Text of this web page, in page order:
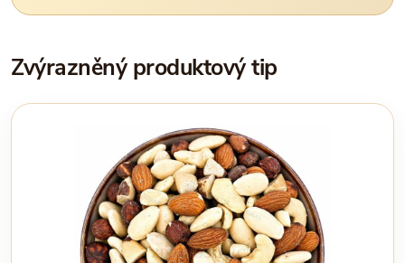
Zvýrazněný produktový tip